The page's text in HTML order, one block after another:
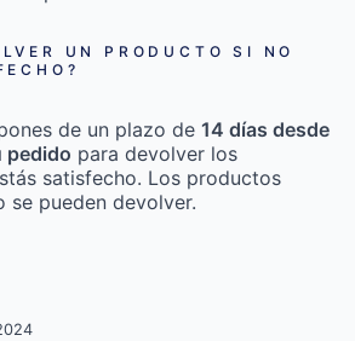
UN PRODUCTO SI NO
de un plazo de 14 días desde
pedido para devolver los
satisfecho. Los productos
se pueden devolver.